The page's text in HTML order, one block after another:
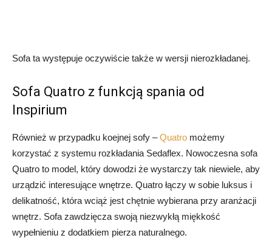
Sofa ta występuje oczywiście także w wersji nierozkładanej.
Sofa Quatro z funkcją spania od
Inspirium
Również w przypadku koejnej sofy –Quatro możemy
korzystać z systemu rozkładania Sedaflex. Nowoczesna sofa
Quatro to model, który dowodzi że wystarczy tak niewiele, aby
urządzić interesujące wnętrze. Quatro łączy w sobie luksus i
delikatność, która wciąż jest chętnie wybierana przy aranżacji
wnętrz. Sofa zawdzięcza swoją niezwykłą miękkość
wypełnieniu z dodatkiem pierza naturalnego.